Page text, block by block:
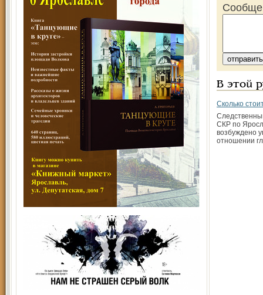
В этой
Сколько
СКР по
возбуждено
отношении